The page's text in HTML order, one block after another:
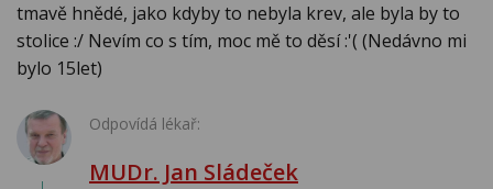
tmavě hnědé, jako kdyby to nebyla krev, ale byla by to
stolice :/ Nevím co s tím, moc mě to děsí :'( (Nedávno mi
bylo 15let)
Odpovídá lékař:
MUDr. Jan Sládeček